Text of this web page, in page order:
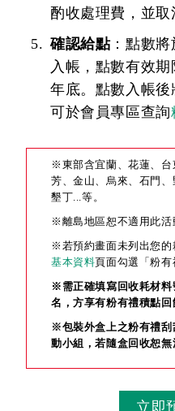
酌收處理費，並取
確認給點：點數將
入帳，點數有效
年底。點數入帳
可於會員專區查詢
※東部含宜蘭、花蓮、台
芳、金山、烏來、石門、
墾丁...等。
※離島地區恕不適用此活
※若預約畫面未列出您的
基本資料頁面勾選「粉有
※需正確填寫回收耗材料
名，方享有粉有禮積點回
※包裝外盒上之粉有禮刮
動小組，若隨盒回收恕無
立即